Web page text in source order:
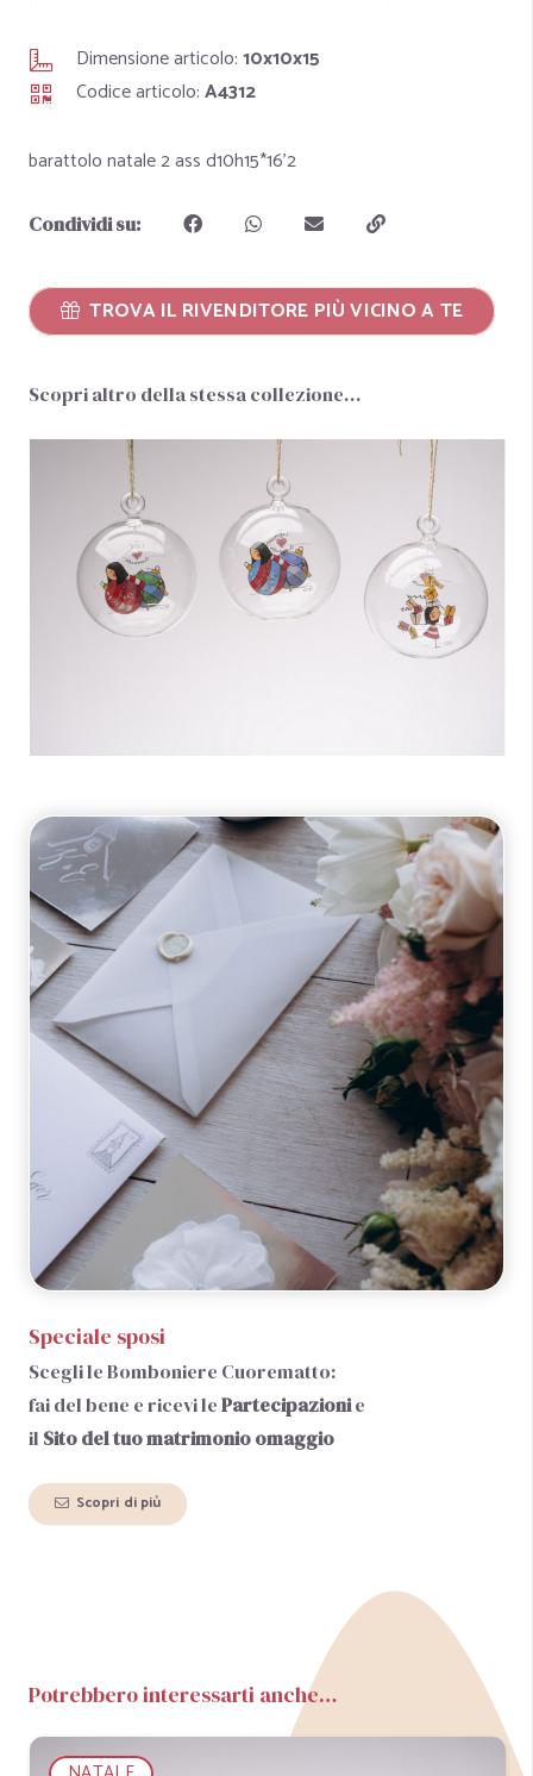
Dimensione articolo:10x10x15
Codice articolo:A4312
barattolo natale 2 ass d10h15*16'2
Condividi su:
TROVA IL RIVENDITORE PIÙ VICINO A TE
Scopri altro della stessa collezione…
Speciale sposi
Scegli le Bomboniere Cuorematto:
fai del bene e ricevi lePartecipazionie
il Sito del tuo matrimonioomaggio
Scopri di più
Potrebbero interessarti anche…